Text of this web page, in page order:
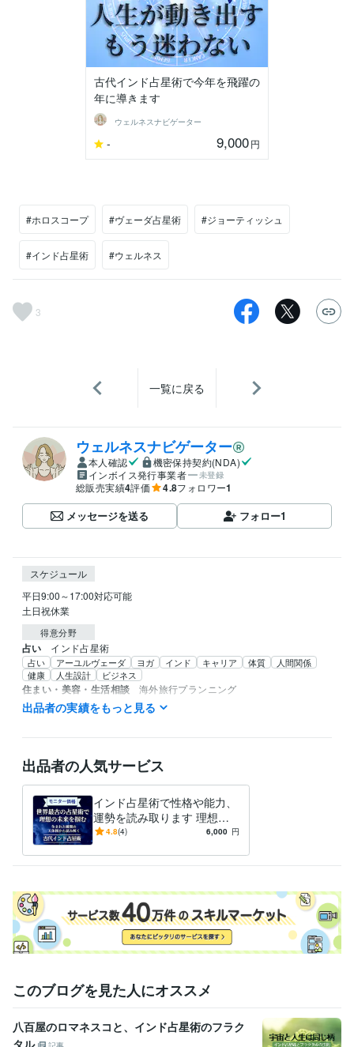
古代インド占星術で今年を飛躍の
年に導きます
ウェルネスナビゲーター
- 9,000円
#ホロスコープ #ヴェーダ占星術 #ジョーティッシュ
#インド占星術 #ウェルネス
3
一覧に戻る
ウェルネスナビゲーター
本人確認
機密保持契約(NDA)
インボイス発行事業者
未登録
総販売実績4評価 4.8フォロワー1
メッセージを送る フォロー1
スケジュール
平日9:00～17:00対応可能
土日祝休業
得意分野
占い インド占星術
占い アーユルヴェーダ ヨガ インド キャリア 体質
人間関係
健康
人生設計 ビジネス
住まい・美容・生活相談 海外旅行プランニング
旅行 お出掛けの相談 アーユルヴェーダ
語学力
英語 ビジネスレベル
スペイン語 日常会話レベル
出品者の実績をもっと見る
出品者の人気サービス
インド占星術で性格や能力、
運勢を読み取ります 理想の
未来を掴むための行動・決断
4.8(4) 6,000 円
このブログを見た人にオススメ
八百屋のロマネスコと、インド占星術のフラク
タル